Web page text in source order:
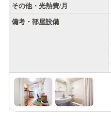
その他・光熱費/月
備考・部屋設備